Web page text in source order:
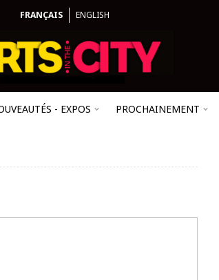
FRANÇAIS ENGLISH
- EXPOS PROCHAINEMENT